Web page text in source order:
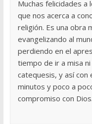
Muchas felicidades a
que nos acerca a
religión. Es una obra
evangelizando al
perdiendo en el
tiempo de ir a misa
catequesis, y así con
minutos y poco a
compromiso con